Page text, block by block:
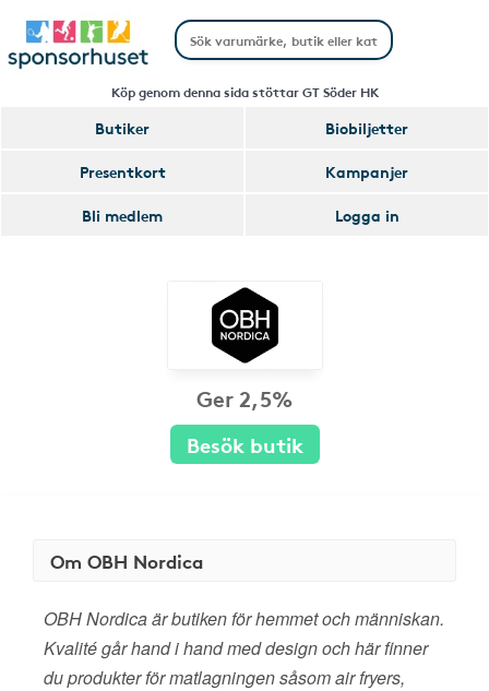
Köp genom denna sida stöttar GT Söder HK
Butiker
Biobiljetter
Presentkort
Kampanjer
Bli medlem
Logga in
Ger 2,5%
Besök butik
Om OBH Nordica
OBH Nordica är butiken för hemmet och människan.
Kvalité går hand i hand med design och här finner
du produkter för matlagningen såsom air fryers,